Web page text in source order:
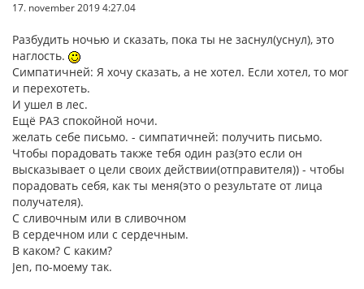
17. november 2019 4:27.04
Разбудить ночью и сказать, пока ты не заснул(уснул), это
наглость.
Симпатичней: Я хочу сказать, а не хотел. Если хотел, то мог
и перехотеть.
И ушел в лес.
Ещё РАЗ спокойной ночи.
желать себе письмо. - симпатичней: получить письмо.
Чтобы порадовать также тебя один раз(это если он
высказывает о цели своих действии(отправителя)) - чтобы
порадовать себя, как ты меня(это о результате от лица
получателя).
С сливочным или в сливочном
В сердечном или с сердечным.
В каком? С каким?
Jen, по-моему так.